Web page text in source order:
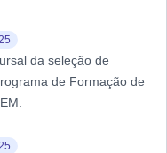
da seleção de
de Formação de